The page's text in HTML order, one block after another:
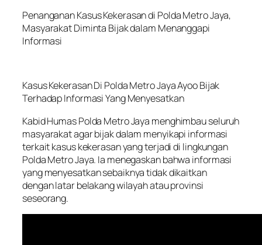
Penanganan Kasus Kekerasan di Polda Metro Jaya,
Masyarakat Diminta Bijak dalam Menanggapi
Informasi
Kasus Kekerasan Di Polda Metro Jaya Ayoo Bijak
Terhadap Informasi Yang Menyesatkan
Kabid Humas Polda Metro Jaya menghimbau seluruh
masyarakat agar bijak dalam menyikapi informasi
terkait kasus kekerasan yang terjadi di lingkungan
Polda Metro Jaya. Ia menegaskan bahwa informasi
yang menyesatkan sebaiknya tidak dikaitkan
dengan latar belakang wilayah atau provinsi
seseorang.